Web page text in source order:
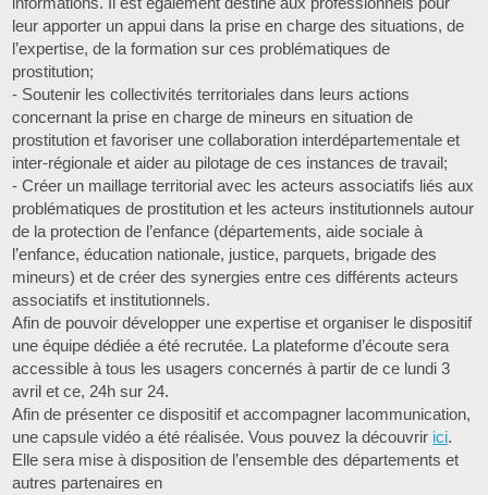
leur apporter un appui dans la prise en charge des situations, de
l’expertise, de la formation sur ces problématiques de
prostitution;
- Soutenir les collectivités territoriales dans leurs actions
concernant la prise en charge de mineurs en situation de
prostitution et favoriser une collaboration interdépartementale et
inter-régionale et aider au pilotage de ces instances de travail;
- Créer un maillage territorial avec les acteurs associatifs liés aux
problématiques de prostitution et les acteurs institutionnels autour
de la protection de l’enfance (départements, aide sociale à
l’enfance, éducation nationale, justice, parquets, brigade des
mineurs) et de créer des synergies entre ces différents acteurs
associatifs et institutionnels.
Afin de pouvoir développer une expertise et organiser le dispositif
une équipe dédiée a été recrutée. La plateforme d’écoute sera
accessible à tous les usagers concernés à partir de ce lundi 3
avril et ce, 24h sur 24.
Afin de présenter ce dispositif et accompagner lacommunication,
unecapsule vidéo a été réalisée. Vous pouvez la découvrir ici.
Elle sera mise à disposition de l’ensemble des départements et
autres partenaires en